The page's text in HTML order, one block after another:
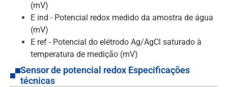
(mV)
E ind - Potencial redox medido da amostra de água
(mV)
E ref - Potencial do elétrodo Ag/AgCl saturado à
temperatura de medição (mV)
Sensor de potencial redox Especificações
técnicas